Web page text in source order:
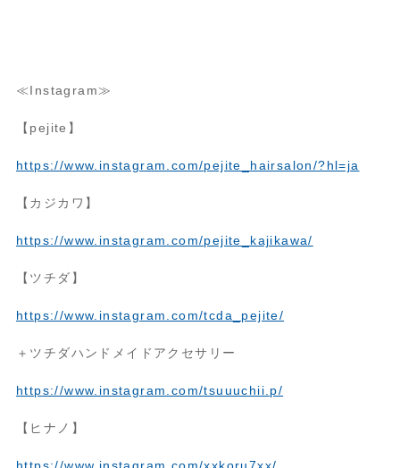
≪Instagram≫
【pejite】
https://www.instagram.com/pejite_hairsalon/?hl=ja
【カジカワ】
https://www.instagram.com/pejite_kajikawa/
【ツチダ】
https://www.instagram.com/tcda_pejite/
＋ツチダハンドメイドアクセサリー
https://www.instagram.com/tsuuuchii.p/
【ヒナノ】